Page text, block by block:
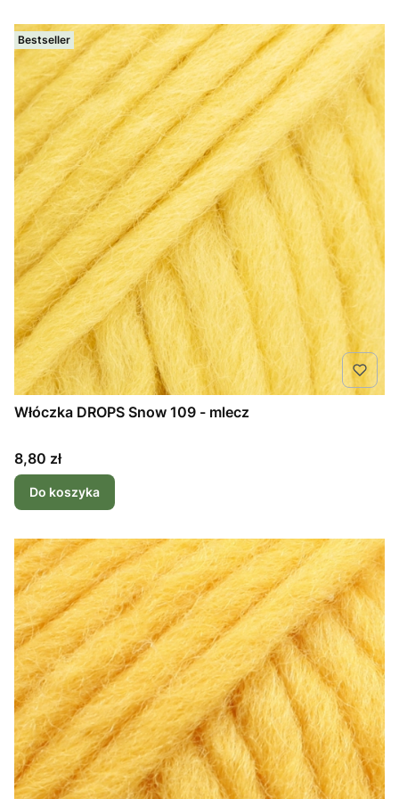
Bestseller
Włóczka DROPS Snow 109 - mlecz
Cena
8,80 zł
Do koszyka